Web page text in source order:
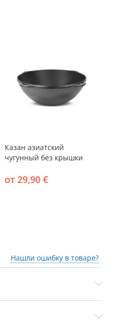
-50%
Казан азиатский
чугунный без крышки
от 29,90 €
Нашли ошибку в товаре?